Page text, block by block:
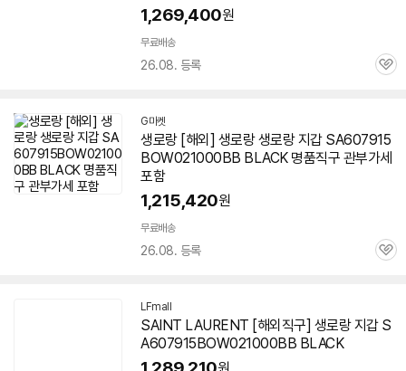
1,269,400원
무료배송
26.08. 등록
관
G마켓
생로랑 [해외] 생로랑 생로랑 지갑 SA607915
BOW021000BB BLACK 명품직구 관부가세
포함
1,215,420원
무료배송
26.08. 등록
관
LFmall
SAINT LAURENT [해외직구] 생로랑 지갑 S
A607915BOW021000BB BLACK